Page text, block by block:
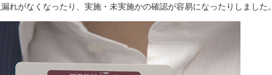
れがなくなったり、実施・未実施かの確認が容易になったりしました。